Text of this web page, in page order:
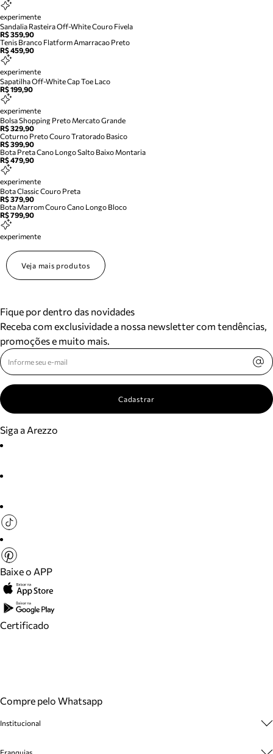
experimente
Sandalia Rasteira Off-White Couro Fivela
R$ 359,90
Tenis Branco Flatform Amarracao Preto
R$ 459,90
experimente
Sapatilha Off-White Cap Toe Laco
R$ 199,90
experimente
Bolsa Shopping Preto Mercato Grande
R$ 329,90
Coturno Preto Couro Tratorado Basico
R$ 399,90
Bota Preta Cano Longo Salto Baixo Montaria
R$ 479,90
experimente
Bota Classic Couro Preta
R$ 379,90
Bota Marrom Couro Cano Longo Bloco
R$ 799,90
experimente
Veja mais produtos
Fique por dentro das novidades
Receba com exclusividade a nossa newsletter com tendências,
promoções e muito mais.
Cadastrar
Siga a Arezzo
Baixe o APP
Certificado
Compre pelo Whatsapp
Institucional
Franquias